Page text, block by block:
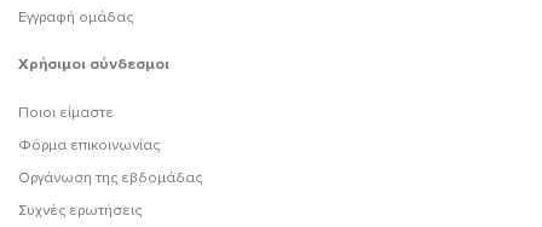
Εγγραφή ομάδας
Χρήσιμοι σύνδεσμοι
Ποιοι είμαστε
Φόρμα επικοινωνίας
Οργάνωση της εβδομάδας
Συχνές ερωτήσεις